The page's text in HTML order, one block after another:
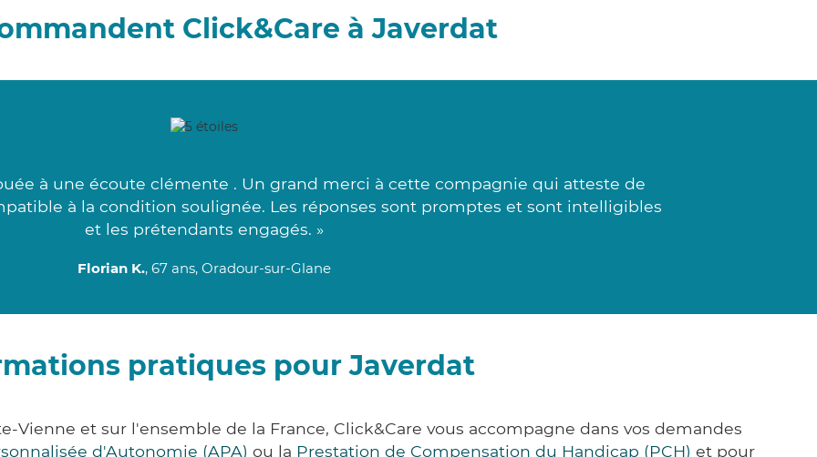
Click&Care à Javerdat
à une écoute clémente . Un grand merci à cette compagnie qui atteste de
à la condition soulignée. Les réponses sont promptes et sont intelligibles
et les prétendants engagés. »
Florian K., 67 ans, Oradour-sur-Glane
pratiques pour Javerdat
Vienne et sur l'ensemble de la France, Click&Care vous accompagne dans vos demandes
d'Autonomie (APA) ou la Prestation de Compensation du Handicap (PCH) et pour